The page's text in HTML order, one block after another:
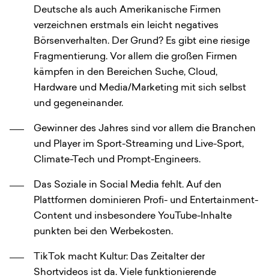
Deutsche als auch Amerikanische Firmen
verzeichnen erstmals ein leicht negatives
Börsenverhalten. Der Grund? Es gibt eine riesige
Fragmentierung. Vor allem die großen Firmen
kämpfen in den Bereichen Suche, Cloud,
Hardware und Media/Marketing mit sich selbst
und gegeneinander.
Gewinner des Jahres sind vor allem die Branchen
und Player im Sport-Streaming und Live-Sport,
Climate-Tech und Prompt-Engineers.
Das Soziale in Social Media fehlt. Auf den
Plattformen dominieren Profi- und Entertainment-
Content und insbesondere YouTube-Inhalte
punkten bei den Werbekosten.
TikTok macht Kultur: Das Zeitalter der
Shortvideos ist da. Viele funktionierende